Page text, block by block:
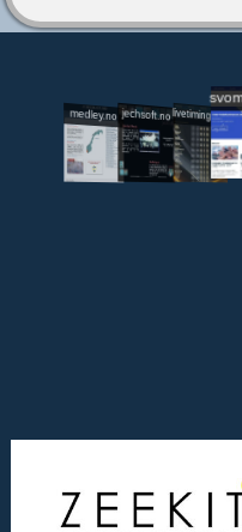
medley.no jechsoft.no